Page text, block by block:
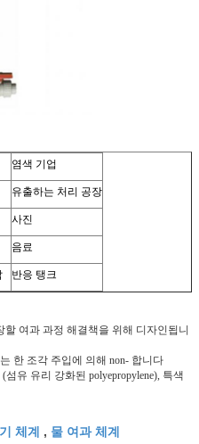
염색 기업
유출하는 처리 공장
사진
음료
반응 탱크
여과 과정 해결책을 위해 디자인됩니
한 조각 주입에 의해 non- 합니다
유 유리 강화된 polyepropylene), 특색
체계 , 물 여과 체계